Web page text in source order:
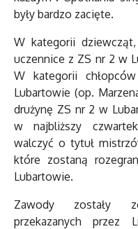
były bardzo zacięte.
W kategorii dziewcząt,
uczennice z ZS nr 2 w
W kategorii
Lubartowie (op.
drużynę ZS nr 2 w
w najbliższy
walczyć o tytuł
które zostaną
Lubartowie.
Zawody zostały
przekazanych przez